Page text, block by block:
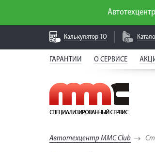
Калькулятор ТО
ГАРАНТИИ О СЕРВИСЕ
Автотехцентр MMC Club